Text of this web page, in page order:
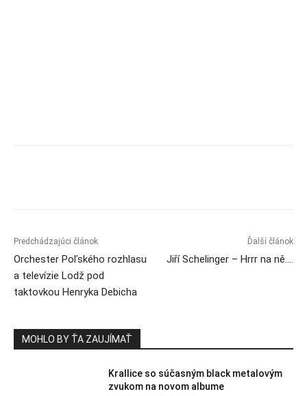
Predchádzajúci článok
Orchester Poľského rozhlasu
a televízie Lodž pod
taktovkou Henryka Debicha
Ďalší článok
Jiří Schelinger – Hrrr na ně….
MOHLO BY ŤA ZAUJÍMAŤ
Krallice so súčasným black metalovým
zvukom na novom albume